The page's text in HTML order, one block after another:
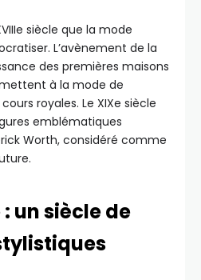
siècle que la mode
L’avènement de la
des premières maisons
à la mode de
royales. Le XIXe siècle
emblématiques
Worth, considéré comme
: un siècle de